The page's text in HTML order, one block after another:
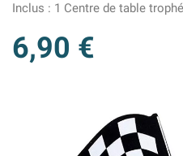
Inclus : 1 Centre de table
6,90 €